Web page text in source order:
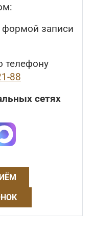
формой записи
телефону
88
сетях